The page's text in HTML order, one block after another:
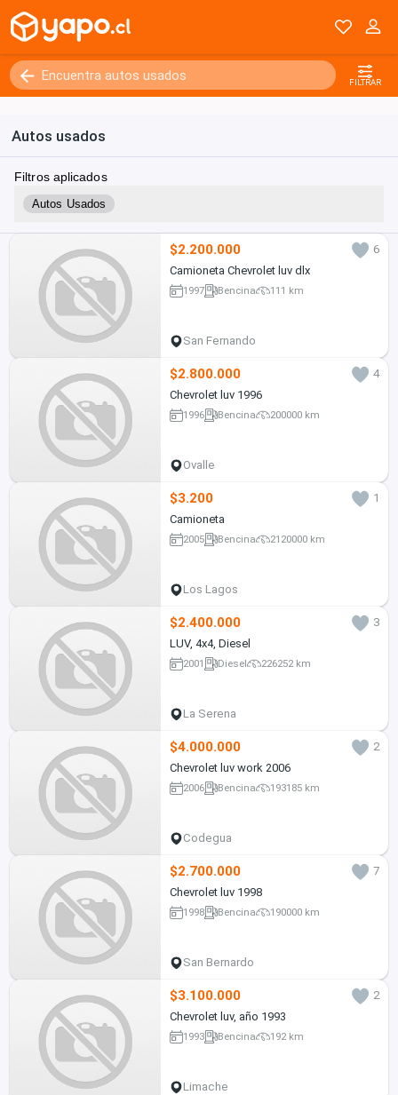
FILTRAR
Autos usados
Filtros aplicados
Autos Usados
$2.200.000
6
Camioneta Chevrolet luv dlx
1997 Bencina 111 km
San Fernando
$2.800.000
4
Chevrolet luv 1996
1996 Bencina 200000 km
Ovalle
$3.200
1
Camioneta
2005 Bencina 2120000 km
Los Lagos
$2.400.000
3
LUV, 4x4, Diesel
2001 Diesel 226252 km
La Serena
$4.000.000
2
Chevrolet luv work 2006
2006 Bencina 193185 km
Codegua
$2.700.000
7
Chevrolet luv 1998
1998 Bencina 190000 km
San Bernardo
$3.100.000
2
Chevrolet luv, año 1993
1993 Bencina 192 km
Limache